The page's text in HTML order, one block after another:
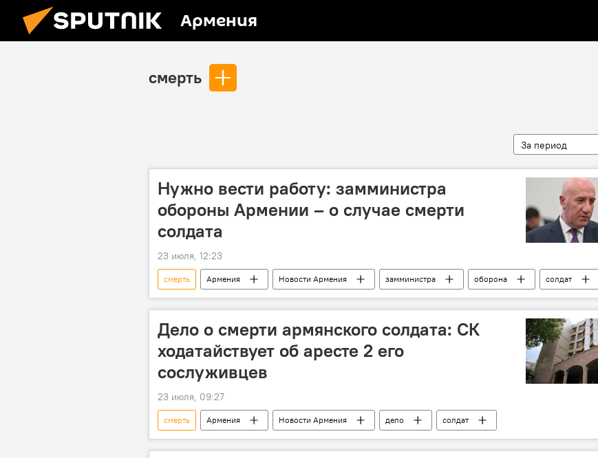
Армения
смерть
За период
Нужно вести работу: замминистра
обороны Армении – о случае смерти
солдата
23 июля, 12:23
смерть Армения Новости Армения замминистра оборона
солдат
Политика
Общество
Дело о смерти армянского солдата: СК
ходатайствует об аресте 2 его
сослуживцев
23 июля, 09:27
смерть Армения Новости Армения дело солдат